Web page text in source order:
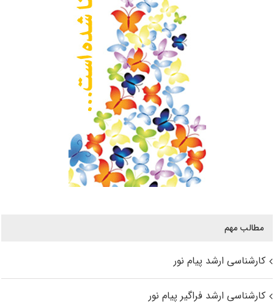
مطالب مهم
کارشناسی ارشد پیام نور
کارشناسی ارشد فراگیر پیام نور